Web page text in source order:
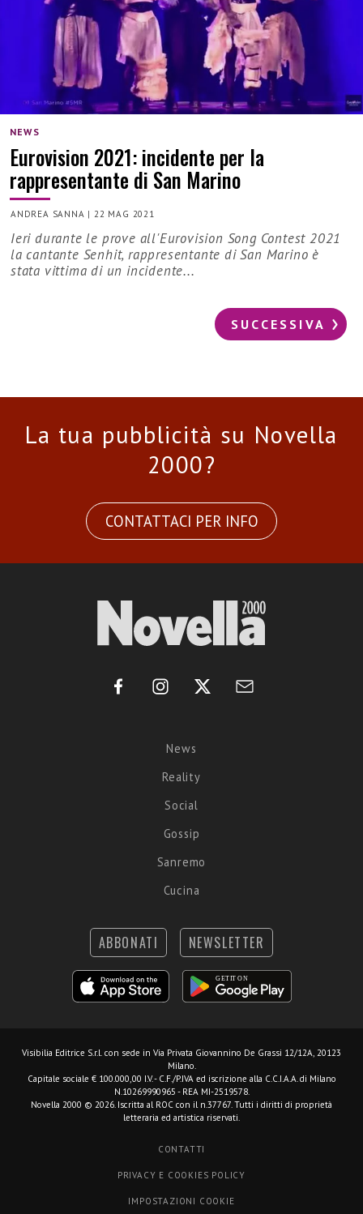
NEWS
Eurovision 2021: incidente per la
rappresentante di San Marino
ANDREA SANNA | 22 MAG 2021
Ieri durante le prove all'Eurovision Song Contest 2021
la cantante Senhit, rappresentante di San Marino è
stata vittima di un incidente...
SUCCESSIVA
La tua pubblicità su Novella
2000?
CONTATTACI PER INFO
News
Reality
Social
Gossip
Sanremo
Cucina
ABBONATI NEWSLETTER
Visibilia Editrice S.r.l. con sede in Via Privata Giovannino De Grassi 12/12A, 20123
Milano.
Capitale sociale € 100.000,00 I.V. - C.F./P.IVA ed iscrizione alla C.C.I.A.A. di Milano
N.10269990965 - REA MI-2519578.
Novella 2000 © 2026. Iscritta al ROC con il n.37767. Tutti i diritti di proprietà
letteraria ed artistica riservati.
CONTATTI
PRIVACY E COOKIES POLICY
IMPOSTAZIONI COOKIE